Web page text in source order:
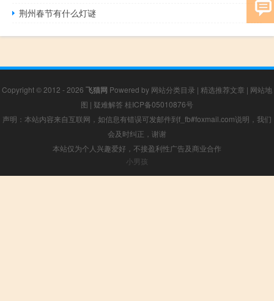
荆州春节有什么灯谜
Copyright © 2012 - 2026 飞猫网 Powered by 网站分类目录 | 精选推荐文章 | 网站地
图 | 疑难解答 桂ICP备05010876号
声明：本站内容来自互联网，如信息有错误可发邮件到f_fb#foxmail.com说明，我们
会及时纠正，谢谢
本站仅为个人兴趣爱好，不接盈利性广告及商业合作
小男孩